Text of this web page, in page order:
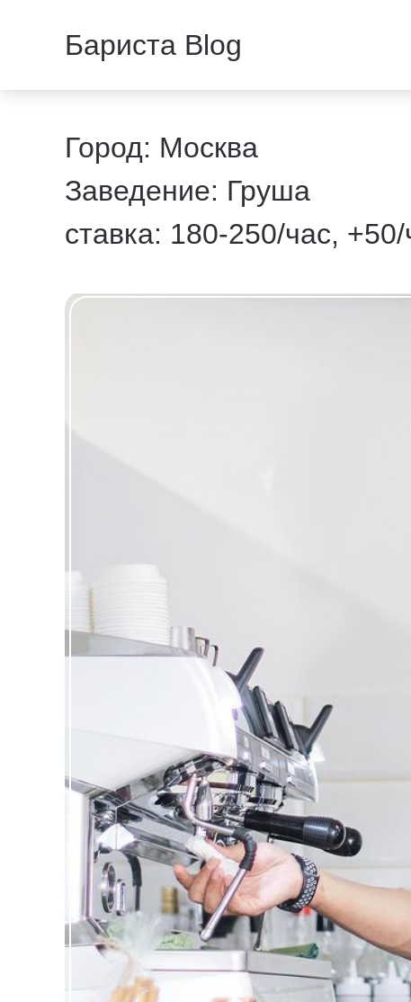
Бариста Blog
Город: Москва
Заведение: Груша
ставка: 180-250/час,